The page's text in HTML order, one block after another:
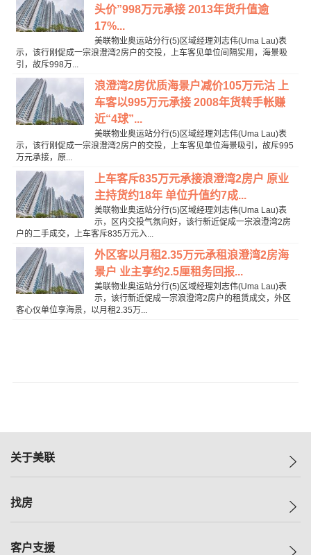
头价”998万元承接 2013年货升值逾
17%...
美联物业奥运站分行(5)区域经理刘志伟(Uma Lau)表
示，该行刚促成一宗浪澄湾2房户的交投，上车客见单位间隔实用，海景吸
引，故斥998万...
浪澄湾2房优质海景户减价105万元沽 上
车客以995万元承接 2008年货转手帐赚
近“4球”...
美联物业奥运站分行(5)区域经理刘志伟(Uma Lau)表
示，该行刚促成一宗浪澄湾2房户的交投，上车客见单位海景吸引，故斥995
万元承接，原...
上车客斥835万元承接浪澄湾2房户 原业
主持货约18年 单位升值约7成...
美联物业奥运站分行(5)区域经理刘志伟(Uma Lau)表
示，区内交投气氛向好，该行新近促成一宗浪澄湾2房
户的二手成交，上车客斥835万元入...
外区客以月租2.35万元承租浪澄湾2房海
景户 业主享约2.5厘租务回报...
美联物业奥运站分行(5)区域经理刘志伟(Uma Lau)表
示，该行新近促成一宗浪澄湾2房户的租赁成交，外区
客心仪单位享海景，以月租2.35万...
关于美联
美联集团
找房
一手新房
客户支援